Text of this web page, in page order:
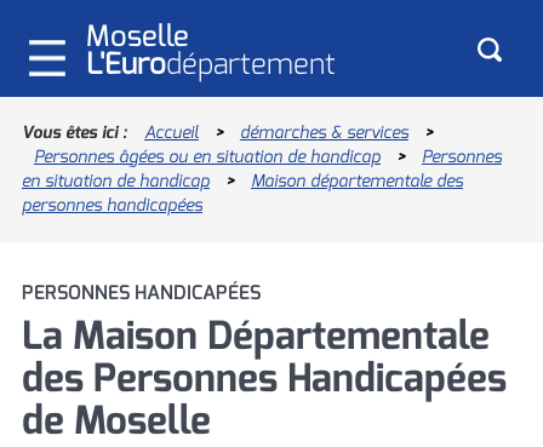
Moselle
L'Eurodépartement
RECHERCHES LES PLUS FRÉQUENTES
Allocation Personnalisée d'Autonomie
(APA)
Devenez famille d'accueil !
Devenir assistant maternel (H/F)
Enquêtes publiques
Programme INTERREG VI
La Moselle, européenne par nature
Les assises de l'agriculture
Comité départementaux
Vous êtes ici : Accueil > démarches & services
>
Personnes âgées ou en situation de handicap
>
Personnes
en situation de handicap
>
Maison départementale des
personnes handicapées
PERSONNES HANDICAPÉES
La Maison Départementale
des Personnes Handicapées
de Moselle